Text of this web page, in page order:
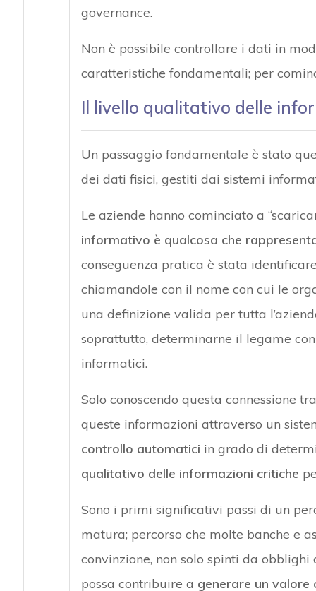
governance.
Non è possibile controllare i dati in
caratteristiche fondamentali; per
Il livello qualitativo delle
Un passaggio fondamentale è stato
dei dati fisici, gestiti dai sistemi
Le aziende hanno cominciato a
informativo è qualcosa che
conseguenza pratica è stata
chiamandole con il nome con cui le
una definizione valida per tutta
soprattutto, determinarne il legame
informatici.
Solo conoscendo questa connessione
queste informazioni attraverso un
controllo automatici in grado di
qualitativo delle informazioni critiche
Sono i primi significativi passi di un
matura; percorso che molte banche e
convinzione, non solo spinti da
possa contribuire a generare un valore